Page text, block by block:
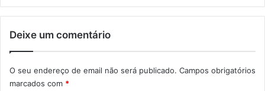
Deixe um comentário
O seu endereço de email não será publicado. Campos obrigatórios
marcados com *